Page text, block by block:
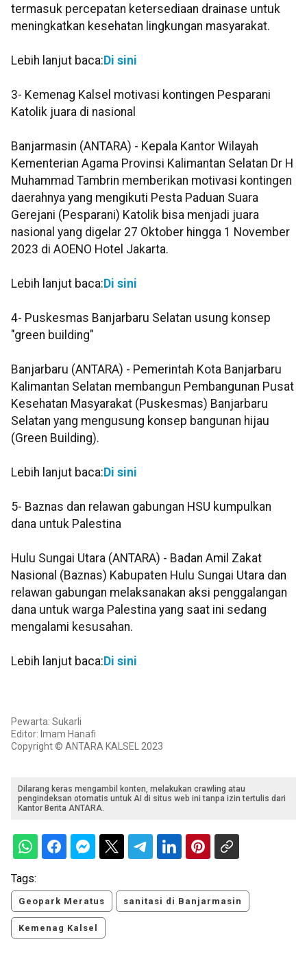
termasuk percepatan ketersediaan drainase untuk
meningkatkan kesehatan lingkungan masyarakat.
Lebih lanjut baca: Di sini
3- Kemenag Kalsel motivasi kontingen Pesparani
Katolik juara di nasional
Banjarmasin (ANTARA) - Kepala Kantor Wilayah
Kementerian Agama Provinsi Kalimantan Selatan Dr H
Muhammad Tambrin memberikan motivasi kontingen
daerahnya yang mengikuti Pesta Paduan Suara
Gerejani (Pesparani) Katolik bisa menjadi juara
nasional yang digelar 27 Oktober hingga 1 November
2023 di AOENO Hotel Jakarta.
Lebih lanjut baca: Di sini
4- Puskesmas Banjarbaru Selatan usung konsep
"green building"
Banjarbaru (ANTARA) - Pemerintah Kota Banjarbaru
Kalimantan Selatan membangun Pembangunan Pusat
Kesehatan Masyarakat (Puskesmas) Banjarbaru
Selatan yang mengusung konsep bangunan hijau
(Green Building).
Lebih lanjut baca: Di sini
5- Baznas dan relawan gabungan HSU kumpulkan
dana untuk Palestina
Hulu Sungai Utara (ANTARA) - Badan Amil Zakat
Nasional (Baznas) Kabupaten Hulu Sungai Utara dan
relawan gabungan melaksanakan aksi penggalangan
dana untuk warga Palestina yang saat ini sedang
mengalami kesusahan.
Lebih lanjut baca: Di sini
Pewarta: Sukarli
Editor: Imam Hanafi
Copyright © ANTARA KALSEL 2023
Dilarang keras mengambil konten, melakukan crawling atau
pengindeksan otomatis untuk AI di situs web ini tanpa izin tertulis dari
Kantor Berita ANTARA.
Tags:
Geopark Meratus sanitasi di Banjarmasin
Kemenag Kalsel